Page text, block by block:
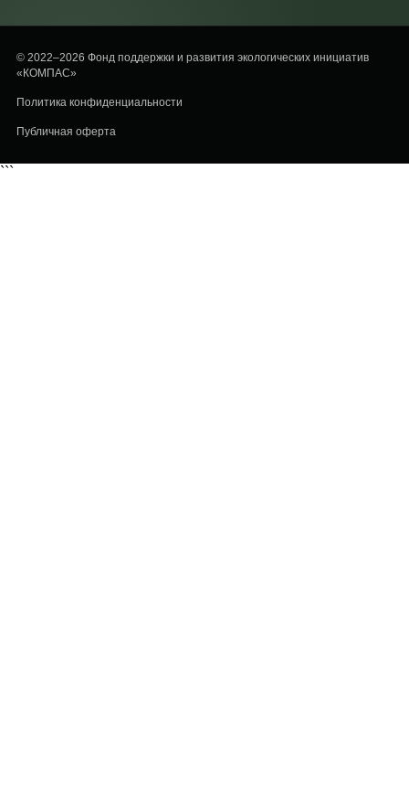
© 2022–2026 Фонд поддержки и развития экологических инициатив
«КОМПАС»
Политика конфиденциальности
Публичная оферта
```